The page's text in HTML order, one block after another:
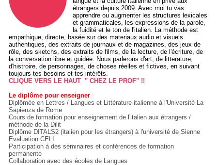
étrangers depuis 2009. Avec moi tu vas
apprendre ou augmenter les structures lexicales
et grammaticales, les expressions de la parole,
la fuidité et le ton de l'italien. La méthode est
empathique, directe, basée sur des materiaux audio et visuels
authentiques, des extraits de journaux et de magazines, des jeux de
rôle, des sketchs, des extraits de films, de la lecture, de l'écriture, de
la conversation libre et guidée. Nous parlerons d'art, de litterature,
d'histroire, de personnages, de choses réelles et fictives, en suivant
toujours tes besoins et tes intérêts.
CLIQUE VERS LE HAUT " CHEZ LE PROF" !!
Le diplôme pour enseigner
Diplômée en Lettres / Langues et Littérature italienne à l'Université La
Sapienza de Rome
Cours de formation pour enseignement de l'italien aux étrangers /
méthode de la Dilit
Diplôme DITALS2 (italien pour les étrangers) à l'université de Sienne
Evaluation CELI
Participation à des séminaires et conférences de formation
permanente
Collaboration avec des écoles de Langues